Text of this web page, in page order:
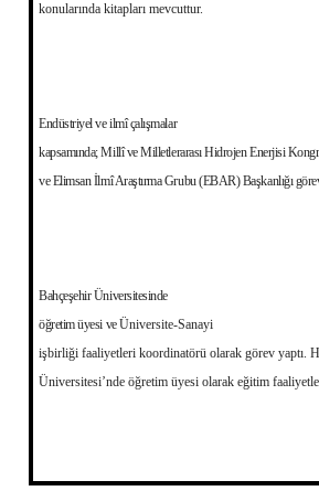
konularında kitapları mevcuttur.
Endüstriyel ve ilmî çalışmalar
kapsamında; Millî ve Milletlerarası Hid­rojen Enerjisi
ve Elimsan İlmî Araştırma Grubu (EBAR) Başkanlığı
Bahçeşehir Üniversitesinde
öğretim üyesi veÜniversite-Sanayi
işbirliği faaliyetleri koordinatörü olarak görev yaptı.
Üniversitesi’nde öğretim üyesi olarak eğitim